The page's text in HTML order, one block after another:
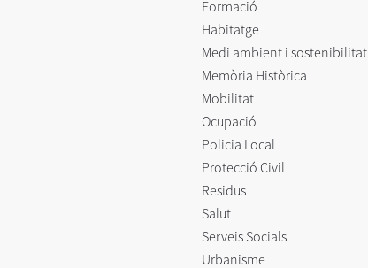
Formació
Habitatge
Medi ambient i sostenibilitat
Memòria Històrica
Mobilitat
Ocupació
Policia Local
Protecció Civil
Residus
Salut
Serveis Socials
Urbanisme